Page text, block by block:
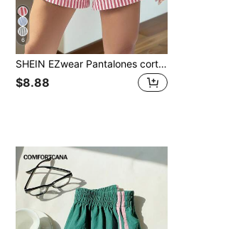
6
SHEIN EZwear Pantalones cortos de mujer casuales y de vacaciones, tipo bóxer, de tejido a rayas. Pantalones cortos rojos a rayas para el 4 de julio, pantalones cortos de pijama rojos, pantalones cortos de mujer
$8.88